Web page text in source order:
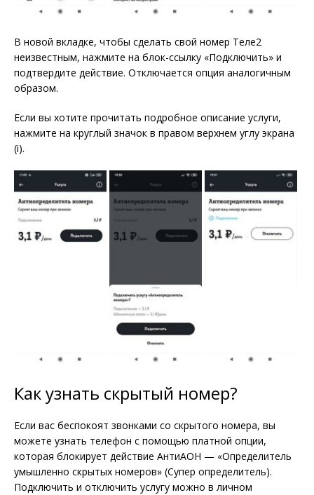
В новой вкладке, чтобы сделать свой номер Теле2
неизвестным, нажмите на блок-ссылку «Подключить» и
подтвердите действие. Отключается опция аналогичным
образом.
Если вы хотите прочитать подробное описание услуги,
нажмите на круглый значок в правом верхнем углу экрана
(i).
Как узнать скрытый номер?
Если вас беспокоят звонками со скрытого номера, вы
можете узнать телефон с помощью платной опции,
которая блокирует действие АнтиАОН — «Определитель
умышленно скрытых номеров» (Супер определитель).
Подключить и отключить услугу можно в личном